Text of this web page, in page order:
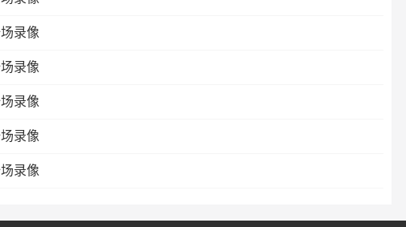
录像
录像
录像
录像
录像